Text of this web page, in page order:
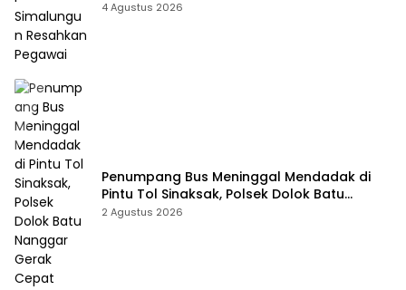
4 Agustus 2026
Penumpang Bus Meninggal Mendadak di
Pintu Tol Sinaksak, Polsek Dolok Batu
Nanggar Gerak Cepat Olah TKP
2 Agustus 2026